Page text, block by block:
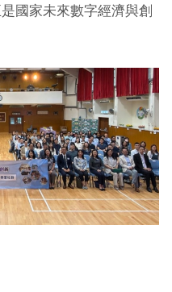
國家未來數字經濟與創